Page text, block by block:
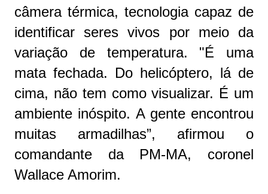
câmera térmica, tecnologia capaz de
identificar seres vivos por meio da
variação de temperatura. "É uma
mata fechada. Do helicóptero, lá de
cima, não tem como visualizar. É um
ambiente inóspito. A gente encontrou
muitas armadilhas”, afirmou o
comandante da PM-MA, coronel
Wallace Amorim.